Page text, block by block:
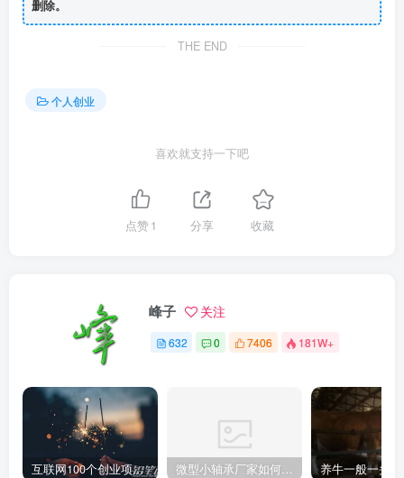
删除。
THE END
个人创业
喜欢就支持一下吧
点赞1 分享 收藏
峰子 关注
632 0 7406 181W+
互联网100个创业项目 2022必火的创业项目 微型小轴承厂家如何选？教你选择质量好的轴承公司的技巧！